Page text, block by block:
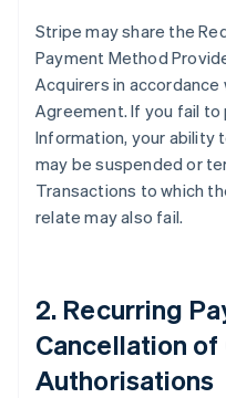
Stripe may share the
Payment Method
Acquirers in
Agreement. If you fail
Information, your ability
may be suspended or
Transactions to which
relate may also fail.
2. Recurring
Cancellation
Authorisations
Cipro
English
Croazia
EnglishItaliano
Danimarca
Emirati Arabi Uniti
English
Estonia
Francia
FrançaisEnglish
Germania
Deutsch English